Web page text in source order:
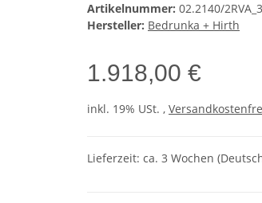
Artikelnummer: 02.2140/
Hersteller: Bedrunka + Hirth
1.918,00 €
inkl. 19% USt. ,
Lieferzeit: ca. 3 Wochen